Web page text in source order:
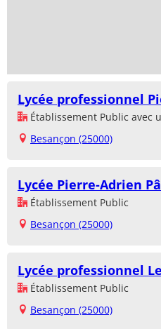
Lycée professionnel
Établissement Public avec
Besançon (25000)
Lycée Pierre-Adrien
Établissement Public
Besançon (25000)
Lycée professionnel
Établissement Public
Besançon (25000)